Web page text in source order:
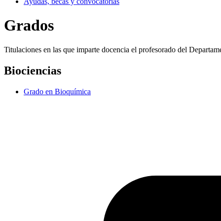
Grados
Titulaciones en las que imparte docencia el profesorado del
Biociencias
Grado en Bioquímica